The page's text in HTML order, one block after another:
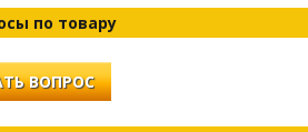
по товару
ВОПРОС